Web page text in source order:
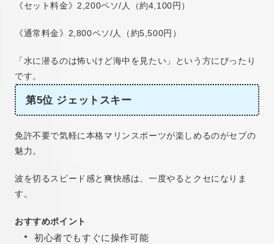
《セット料金》2,200ペソ/人（約4,100円）
《通常料金》2,800ペソ/人（約5,500円）
「水に潜るのは怖いけど海中を見たい」という方にぴったり
です。
第5位 ジェットスキー
免許不要で気軽に本格マリンスポーツが楽しめるのがセブの
魅力。
波を切るスピード感と爽快感は、一度やるとクセになりま
す。
おすすめポイント
初心者でもすぐに操作可能